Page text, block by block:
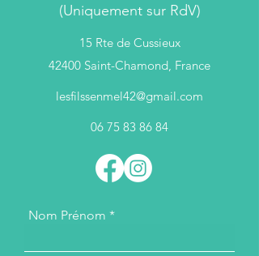
(Uniquement sur RdV)
15 Rte de Cussieux
42400 Saint-Chamond, France
lesfilssenmel42@gmail.com
06 75 83 86 84
Nom Prénom